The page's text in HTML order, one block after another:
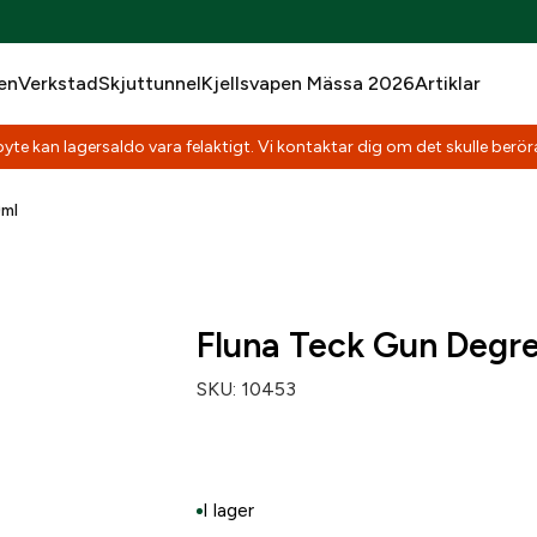
VerkstadSkjuttunnelKjellsvapen Mässa 2026Artiklar
kan lagersaldo vara felaktigt. Vi kontaktar dig om det skulle
Fluna Teck Gun
SKU: 10453
I lager